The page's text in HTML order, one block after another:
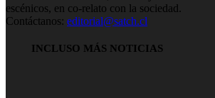
escénicos, en co-relato con la sociedad.
Contáctanos: editorial@satch.cl
INCLUSO MÁS NOTICIAS